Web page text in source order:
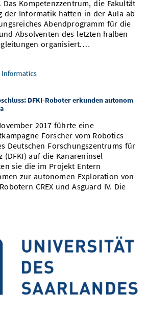
den Beruf
Access
und Förderungen
Personen, Forschungsgruppen
Das Kompetenzzentrum, die Fakultät
der Informatik hatten in der Aula ab
Abendprogramm für die
Absolventen des letzten halben
organisiert.…
DFKI-Roboter erkunden autonom
2017 führte eine
Forscher vom Robotics
Deutschen Forschungszentrums für
(DFKI) auf die Kanareninsel
sie die im Projekt Entern
zur autonomen Exploration von
CREX und Asguard IV. Die